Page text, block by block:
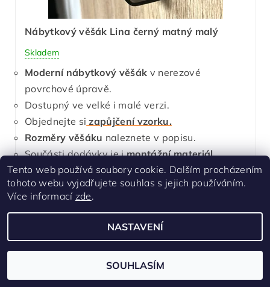
Nábytkový věšák Lina černý matný malý
Skladem
Moderní nábytkový věšák v nerezové
povrchové úpravě.
Dostupný ve velké i malé verzi.
Objednejte si zapůjčení vzorku.
Rozměry věšáku naleznete v popisu.
Součásti dodávky je imontážní materiál.
115 Kč
Tento web používá soubory cookie. Dalším procházením
tohoto webu vyjadřujete souhlas s jejich používáním.
Více informací zde.
NASTAVENÍ
SOUHLASÍM